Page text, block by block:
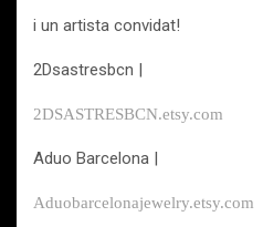
i un artista convidat!
2Dsastresbcn |
2DSASTRESBCN.etsy.com
Aduo Barcelona |
Aduobarcelonajewelry.etsy.com